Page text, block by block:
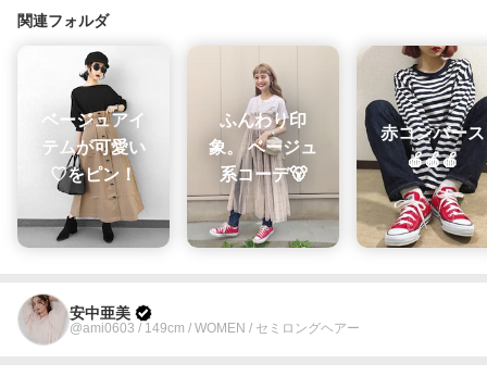
関連フォルダ
ベージュアイ
テムが可愛い
♡をピン！
ふんわり印
象。 ベージュ
系コーデ🐻
赤コンバース
🍎🍎🍎
安中亜美
@ami0603 / 149cm / WOMEN / セミロングヘアー